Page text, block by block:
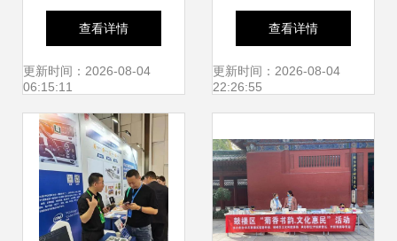
| 穗东街举办妇女
节禁毒主题插花活
动
查看详情
更新时间：2026-08-04
06:15:11
艺术课堂谱新篇
——四川文化艺术
原一行到访我校记
略
查看详情
更新时间：2026-08-04
22:26:55